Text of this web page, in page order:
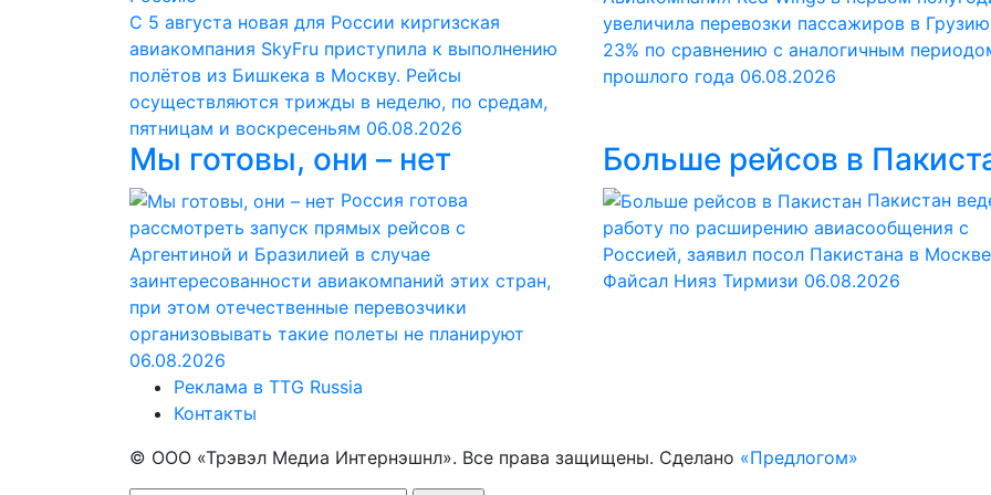
С 5 августа новая для России киргизская
авиакомпания SkyFru приступила к выполнению
полётов из Бишкека в Москву. Рейсы
осуществляются трижды в неделю, по средам,
пятницам и воскресеньям 06.08.2026
увеличила перевозки пассажиров в
23% по сравнению с аналогичным
прошлого года 06.08.2026
Мы готовы, они – нет
Россия готова
рассмотреть запуск прямых рейсов с
Аргентиной и Бразилией в случае
заинтересованности авиакомпаний этих стран,
при этом отечественные перевозчики
организовывать такие полеты не планируют
06.08.2026
Больше рейсов в
Пакистан
работу по расширению авиасообщения с
Россией, заявил посол Пакистана в Москве
Файсал Нияз Тирмизи 06.08.2026
Реклама в TTG Russia
Контакты
© ООО «Трэвэл Медиа Интернэшнл». Все права защищены. Сделано «Предлогом»